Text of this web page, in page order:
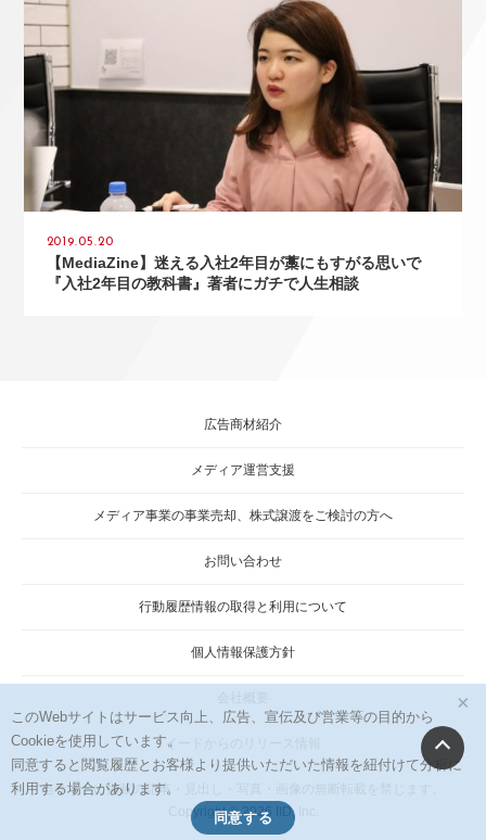
2019.05.20
【MediaZine】迷える入社2年目が藁にもすがる思いで
『入社2年目の教科書』著者にガチで人生相談
広告商材紹介
メディア運営支援
メディア事業の事業売却、株式譲渡をご検討の方へ
お問い合わせ
行動履歴情報の取得と利用について
個人情報保護方針
イードからのリリース情報
当サイトに掲載の記事・見出し・写真・画像の無断転載を禁じます。
Copyright © 2026 IID, Inc.
このWebサイトはサービス向上、広告、宣伝及び営業等の目的から
Cookieを使用しています。
同意すると閲覧履歴とお客様より提供いただいた情報を紐付けて分析に
利用する場合があります。
同意する
×